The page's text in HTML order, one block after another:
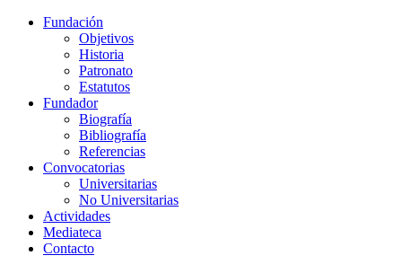
Fundación
Objetivos
Historia
Patronato
Estatutos
Fundador
Biografía
Bibliografía
Referencias
Convocatorias
Universitarias
No Universitarias
Actividades
Mediateca
Contacto